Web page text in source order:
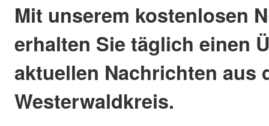
Mit unserem kostenlosen
erhalten Sie täglich einen
aktuellen Nachrichten aus
Westerwaldkreis.